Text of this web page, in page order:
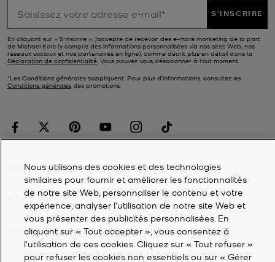
S'INSCRIRE
En cliquant sur « S’inscrire », j’accepte de recevoir des e-mails marketing de la part
de Michael Kors (y compris des informations personnalisées via nos sites Web, nos
réseaux sociaux et nos partenaires en ligne), comme décrit plus en détail dans la
Déclaration de confidentialité. Vous pouvez vous désabonner à tout moment.
*Les Conditions générales sappliquent. Pour plus d’informations, consultez les
Conditions générales des promotions.
SERVICE À LA CLIENTÈLE
MON COMPTE
ENTREPRISE
Nous utilisons des cookies et des technologies
similaires pour fournir et améliorer les fonctionnalités
de notre site Web, personnaliser le contenu et votre
expérience, analyser l'utilisation de notre site Web et
vous présenter des publicités personnalisées. En
cliquant sur « Tout accepter », vous consentez à
l’utilisation de ces cookies. Cliquez sur « Tout refuser »
pour refuser les cookies non essentiels ou sur « Gérer